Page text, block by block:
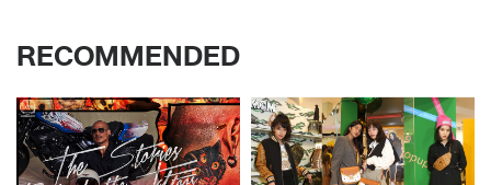
RECOMMENDED